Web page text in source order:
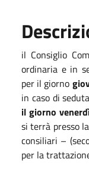
il Consiglio
ordinaria e in
per il giorno
in caso di
il giorno
si terrà presso
consiliari –
per la